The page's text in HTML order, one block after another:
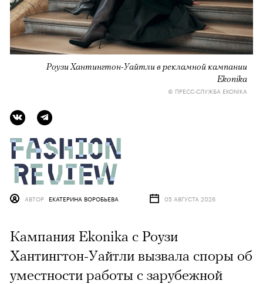
Роузи Хантингтон-Уайтли в рекламной кампании
Ekonika
© ПРЕСС-СЛУЖБА EKONIKA
АВТОР ЕКАТЕРИНА ВОРОБЬЕВА 05 АВГУСТА 2026
Кампания Ekonika с Роузи
Хантингтон-Уайтли вызвала споры об
уместности работы с зарубежной